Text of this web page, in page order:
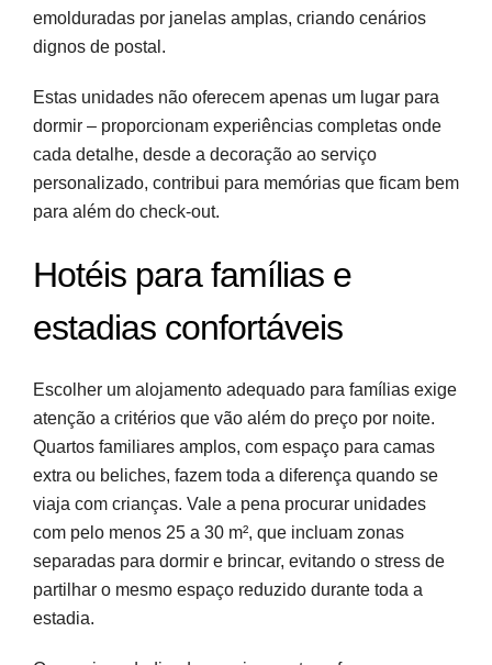
emolduradas por janelas amplas, criando cenários
dignos de postal.
Estas unidades não oferecem apenas um lugar para
dormir – proporcionam experiências completas onde
cada detalhe, desde a decoração ao serviço
personalizado, contribui para memórias que ficam bem
para além do check-out.
Hotéis para famílias e
estadias confortáveis
Escolher um alojamento adequado para famílias exige
atenção a critérios que vão além do preço por noite.
Quartos familiares amplos, com espaço para camas
extra ou beliches, fazem toda a diferença quando se
viaja com crianças. Vale a pena procurar unidades
com pelo menos 25 a 30 m², que incluam zonas
separadas para dormir e brincar, evitando o stress de
partilhar o mesmo espaço reduzido durante toda a
estadia.